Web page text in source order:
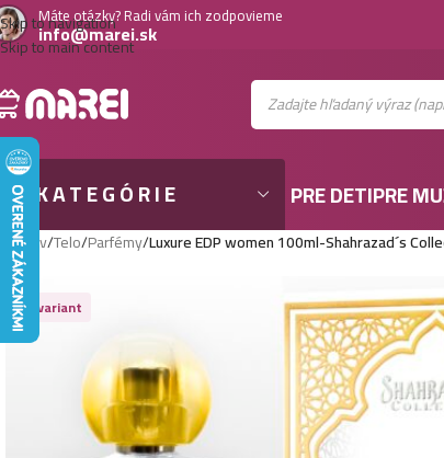
Skip to navigation
Skip to main content
Máte otázky? Radi vám ich zodpovieme
info@marei.sk
KATEGÓRIE PRE DETIPRE
Domov/Telo/Parfémy/Luxure EDP women 100ml-Shahrazad´s
Viac variant